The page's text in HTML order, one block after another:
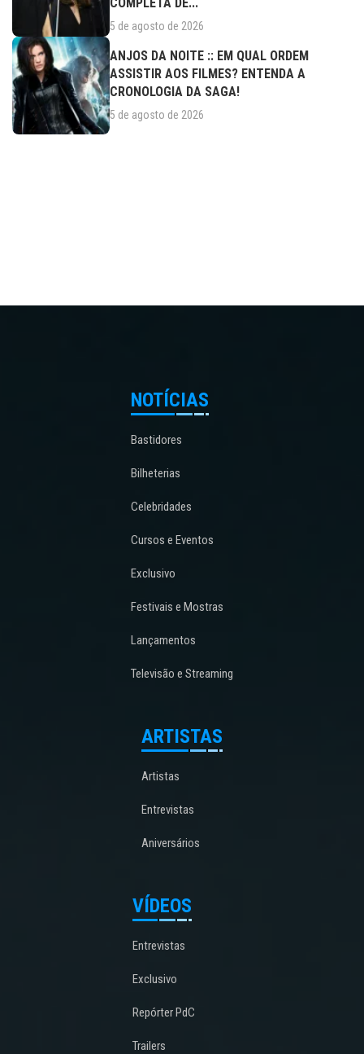
COMPLETA DE...
5 de agosto de 2026
ANJOS DA NOITE :: EM QUAL ORDEM
ASSISTIR AOS FILMES? ENTENDA A
CRONOLOGIA DA SAGA!
5 de agosto de 2026
NOTÍCIAS
Bastidores
Bilheterias
Celebridades
Cursos e Eventos
Exclusivo
Festivais e Mostras
Lançamentos
Televisão e Streaming
ARTISTAS
Artistas
Entrevistas
Aniversários
VÍDEOS
Entrevistas
Exclusivo
Repórter PdC
Trailers